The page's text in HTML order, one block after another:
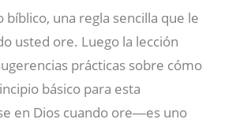
bíblico, una regla sencilla que le
usted ore. Luego la lección
prácticas sobre cómo
básico para esta
en Dios cuando ore―es uno